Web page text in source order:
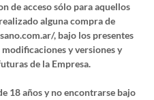
de acceso sólo para aquellos
alguna compra de
, bajo los presentes
y versiones y
de la Empresa.
18 años y no encontrarse bajo